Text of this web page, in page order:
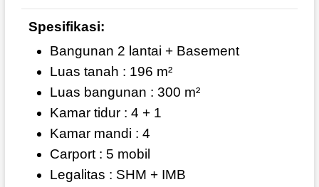
Spesifikasi:
Bangunan 2 lantai + Basement
Luas tanah : 196 m²
Luas bangunan : 300 m²
Kamar tidur : 4 + 1
Kamar mandi : 4
Carport : 5 mobil
Legalitas : SHM + IMB